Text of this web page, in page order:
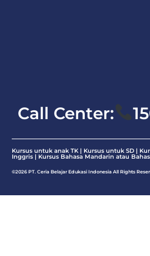
Call Center:
Kursus untuk anak TK | Kursus untuk SD |
Inggris | Kursus Bahasa Mandarin atau
©2026 PT. Ceria Belajar Edukasi Indonesia All Rights